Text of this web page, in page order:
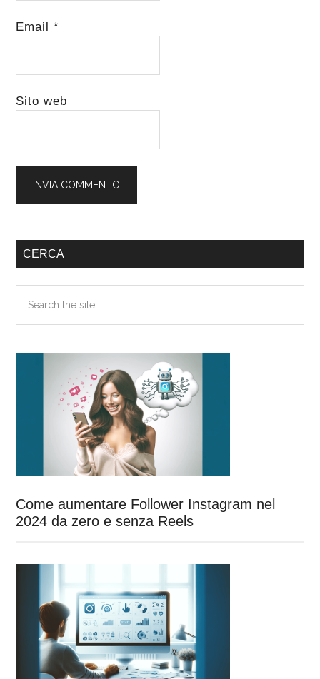
Email*
Sito web
Barra
primaria
CERCA
the
Come aumentare Follower Instagram nel
2024 da zero e senza Reels